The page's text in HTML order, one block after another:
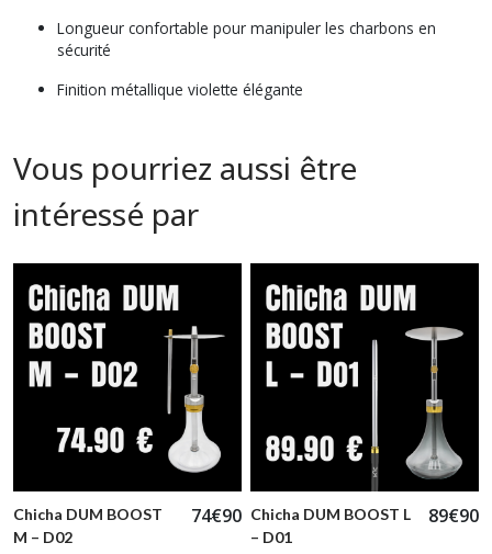
Longueur confortable pour manipuler les charbons en
sécurité
Finition métallique violette élégante
Vous pourriez aussi être
intéressé par
Chicha DUM BOOST
M – D02
74€90 Chicha DUM BOOST L
– D01
89€90